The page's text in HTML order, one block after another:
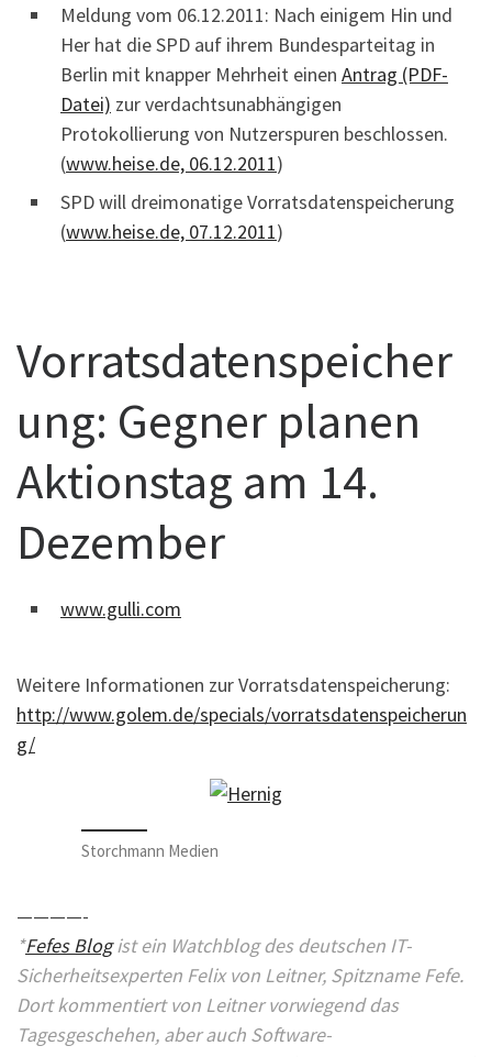
Meldung vom 06.12.2011: Nach einigem Hin und
Her hat die SPD auf ihrem Bundesparteitag in
Berlin mit knapper Mehrheit einen Antrag (PDF-
Datei) zur verdachtsunabhängigen
Protokollierung von Nutzerspuren beschlossen.
(www.heise.de, 06.12.2011)
SPD will dreimonatige Vorratsdatenspeicherung
(www.heise.de, 07.12.2011)
Vorratsdatenspeicher
ung: Gegner planen
Aktionstag am 14.
Dezember
www.gulli.com
Weitere Informationen zur Vorratsdatenspeicherung:
http://www.golem.de/specials/vorratsdatenspeicherun
g/
Storchmann Medien
————-
*Fefes Blogist ein Watchblog des deutschen IT-
Sicherheitsexperten Felix von Leitner, Spitzname Fefe.
Dort kommentiert von Leitner vorwiegend das
Tagesgeschehen, aber auch Software-